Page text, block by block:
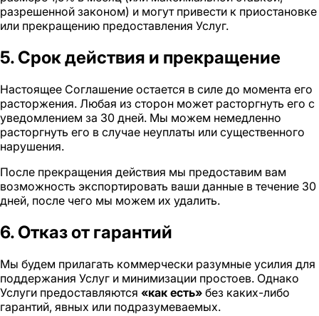
разрешенной законом) и могут привести к приостановке
или прекращению предоставления Услуг.
5. Срок действия и прекращение
Настоящее Соглашение остается в силе до момента его
расторжения. Любая из сторон может расторгнуть его с
уведомлением за 30 дней. Мы можем немедленно
расторгнуть его в случае неуплаты или существенного
нарушения.
После прекращения действия мы предоставим вам
возможность экспортировать ваши данные в течение 30
дней, после чего мы можем их удалить.
6. Отказ от гарантий
Мы будем прилагать коммерчески разумные усилия для
поддержания Услуг и минимизации простоев. Однако
Услуги предоставляются «как есть» без каких-либо
гарантий, явных или подразумеваемых.